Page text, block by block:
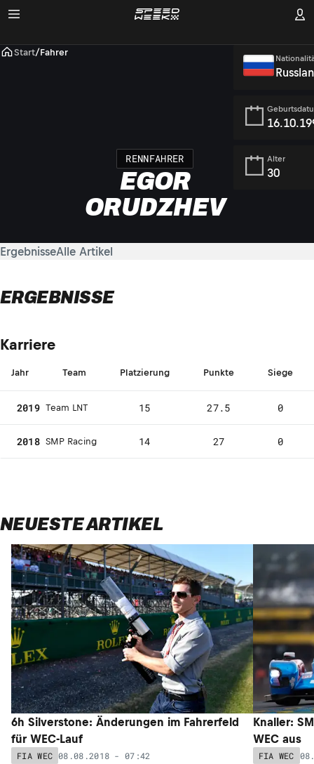
Start/Fahrer
RENNFAHRER
EGOR
ORUDZHEV
Alter
30
ErgebnisseAlle Artikel
ERGEBNISSE
Karriere
Jahr Team Platzierung Punkte Siege
2019 Team LNT 15 27.5 0
2018 SMP Racing 14 27 0
NEUESTE ARTIKEL
6h Silverstone: Änderungen im Fahrerfeld
für WEC-Lauf
FIA WEC 08.08.2018 - 07:42
Knaller:
WEC aus
FIA WEC